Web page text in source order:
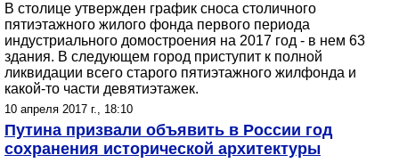
В столице утвержден график сноса столичного
пятиэтажного жилого фонда первого периода
индустриального домостроения на 2017 год - в нем 63
здания. В следующем город приступит к полной
ликвидации всего старого пятиэтажного жилфонда и
какой-то части девятиэтажек.
10 апреля 2017 г., 18:10
Путина призвали объявить в России год
сохранения исторической архитектуры